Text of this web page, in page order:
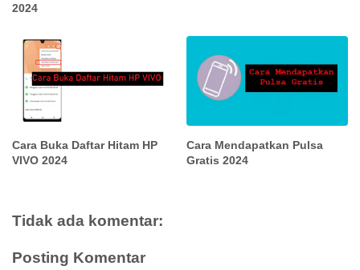
2024
Cara Buka Daftar Hitam HP
VIVO 2024
Cara Mendapatkan Pulsa
Gratis 2024
Tidak ada komentar:
Posting Komentar